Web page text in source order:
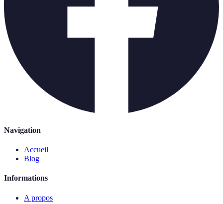
Navigation
Accueil
Blog
A propos
Contact
Politique de confidentialité